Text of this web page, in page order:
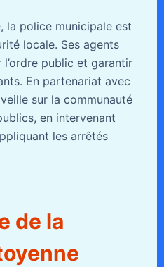
la police municipale est
locale. Ses agents
public et garantir
En partenariat avec
sur la communauté
en intervenant
les arrêtés
de la